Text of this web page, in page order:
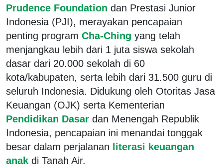
Prudence Foundation dan Prestasi Junior
Indonesia (PJI), merayakan pencapaian
penting program Cha-Ching yang telah
menjangkau lebih dari 1 juta siswa sekolah
dasar dari 20.000 sekolah di 60
kota/kabupaten, serta lebih dari 31.500 guru di
seluruh Indonesia. Didukung oleh Otoritas Jasa
Keuangan (OJK) serta Kementerian
Pendidikan Dasar dan Menengah Republik
Indonesia, pencapaian ini menandai tonggak
besar dalam perjalanan literasi keuangan
anak di Tanah Air.